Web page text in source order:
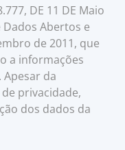
DE 11 DE Maio
Abertos e
de 2011, que
a informações
da
privacidade,
dos dados da